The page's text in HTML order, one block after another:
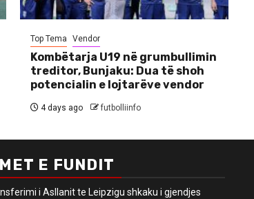
Top Tema Vendor
Kombëtarja U19 në grumbullimin
treditor, Bunjaku: Dua të shoh
potencialin e lojtarëve vendor
4 days ago futbolliinfo
E FUNDIT
i Asllanit te Leipzigu shkaku i gjendjes